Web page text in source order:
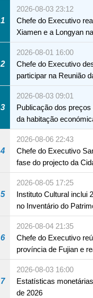
1
2026-08-03 23:12
Chefe do Executivo
Xiamen e a Longyan
2
2026-08-01 16:00
Chefe do Executivo
participar na Reunião
Macau
3
2026-08-03 09:01
Publicação dos
da habitação
A12 da Zona A dos
4
2026-08-06 22:43
Chefe do Executivo
fase do projecto da
Educação
5
2026-08-05 17:25
Instituto Cultural inclui
no Inventário do
6
2026-08-04 21:35
Chefe do Executivo
província de Fujian e
em Fuzhou
7
2026-08-03 16:00
Estatísticas
de 2026